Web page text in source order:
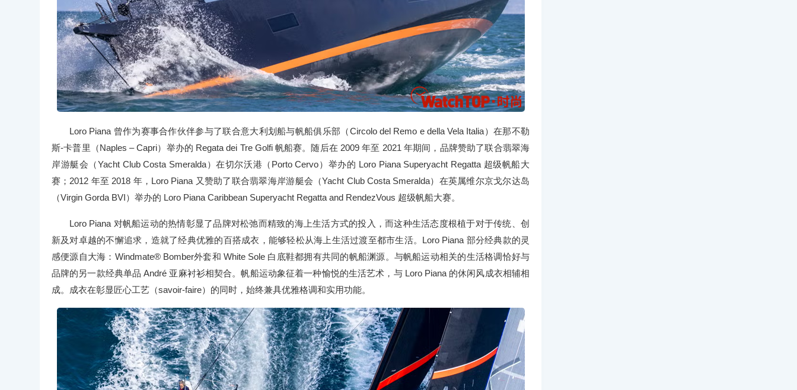
Loro Piana 曾作为赛事合作伙伴参与了联合意大利划船与帆船俱乐部（Circolo del Remo e della Vela Italia）在那不勒
斯-卡普里（Naples – Capri）举办的 Regata dei Tre Golfi 帆船赛。随后在 2009 年至 2021 年期间，品牌赞助了联合翡翠海
岸游艇会（Yacht Club Costa Smeralda）在切尔沃港（Porto Cervo）举办的 Loro Piana Superyacht Regatta 超级帆船大
赛；2012 年至 2018 年，Loro Piana 又赞助了联合翡翠海岸游艇会（Yacht Club Costa Smeralda）在英属维尔京戈尔达岛
（Virgin Gorda BVI）举办的 Loro Piana Caribbean Superyacht Regatta and RendezVous 超级帆船大赛。
Loro Piana 对帆船运动的热情彰显了品牌对松弛而精致的海上生活方式的投入，而这种生活态度根植于对于传统、创
新及对卓越的不懈追求，造就了经典优雅的百搭成衣，能够轻松从海上生活过渡至都市生活。Loro Piana 部分经典款的灵
感便源自大海：Windmate® Bomber外套和 White Sole 白底鞋都拥有共同的帆船渊源。与帆船运动相关的生活格调恰好与
品牌的另一款经典单品 André 亚麻衬衫相契合。帆船运动象征着一种愉悦的生活艺术，与 Loro Piana 的休闲风成衣相辅相
成。成衣在彰显匠心工艺（savoir-faire）的同时，始终兼具优雅格调和实用功能。